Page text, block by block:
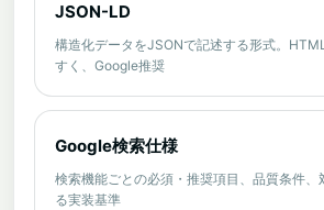
JSON-LD
構造化データをJSONで記述する形式。
すく、Google推奨
Google検索仕様
検索機能ごとの必須・推奨項目、品質条件、
る実装基準